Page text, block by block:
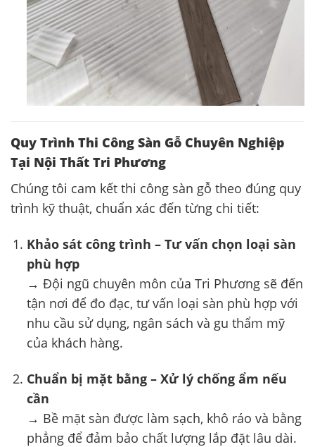
Quy Trình Thi Công Sàn Gỗ Chuyên Nghiệp
Tại Nội Thất Tri Phương
Chúng tôi cam kết thi công sàn gỗ theo đúng quy
trình kỹ thuật, chuẩn xác đến từng chi tiết:
Khảo sát công trình – Tư vấn chọn loại sàn
phù hợp
→ Đội ngũ chuyên môn của Tri Phương sẽ đến
tận nơi để đo đạc, tư vấn loại sàn phù hợp với
nhu cầu sử dụng, ngân sách và gu thẩm mỹ
của khách hàng.
Chuẩn bị mặt bằng – Xử lý chống ẩm nếu
cần
→ Bề mặt sàn được làm sạch, khô ráo và bằng
phẳng để đảm bảo chất lượng lắp đặt lâu dài.